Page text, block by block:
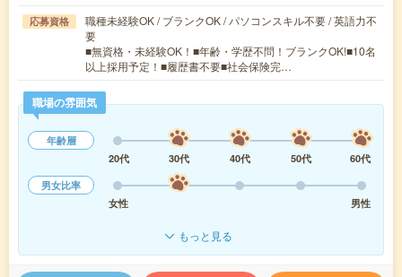
応募資格
職種未経験OK / ブランクOK / パソコンスキル不要 / 英語力不
要
■無資格・未経験OK！■年齢・学歴不問！ブランクOK!■10名
以上採用予定！■履歴書不要■社会保険完…
職場の雰囲気
年齢層
20代
30代 40代 50代
60代
男女比率
女性
男性
もっと見る